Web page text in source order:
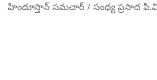
హిందూస్తాన్ సమచార్ / సంధ్య ప్రసాద